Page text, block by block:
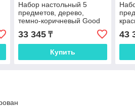
Набор настольный 5
предметов, дерево,
темно-коричневый Good
33 345₸
Купить
43